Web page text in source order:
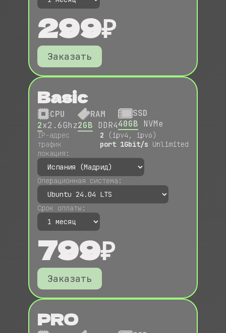
299₽
Заказать
Basic
CPU
2x2.6Ghz
RAM
2GB DDR4
SSD
40GB NVMe
IP-адрес
трафик
2 (ipv4, ipv6)
port 1Gbit/s Unlimited
локация:
Операционная система:
Срок оплаты:
799₽
Заказать
PRO